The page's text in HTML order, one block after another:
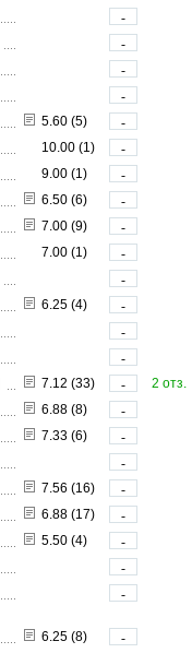
-
-
-
-
5.60 (5)
-
10.00 (1)
-
9.00 (1)
-
6.50 (6)
-
7.00 (9)
-
7.00 (1)
-
-
6.25 (4)
-
-
-
7.12 (33) -
2 отз.
6.88 (8)
-
7.33 (6)
-
-
7.56 (16)
-
6.88 (17)
-
5.50 (4)
-
-
-
6.25 (8)
-